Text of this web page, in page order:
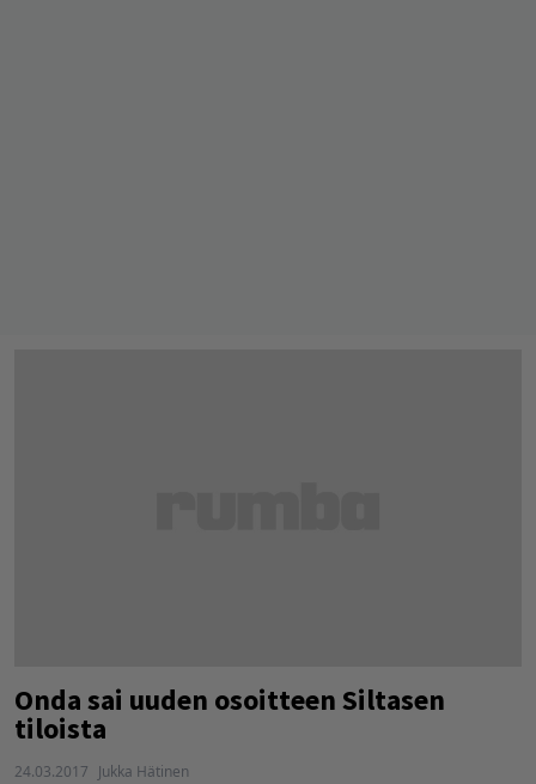
Onda sai uuden osoitteen Siltasen
tiloista
24.03.2017 Jukka Hätinen